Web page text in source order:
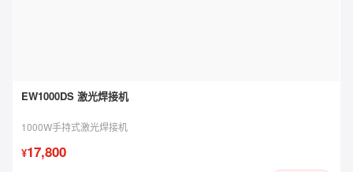
EW1000DS 激光焊接机
1000W手持式激光焊接机
¥17,800